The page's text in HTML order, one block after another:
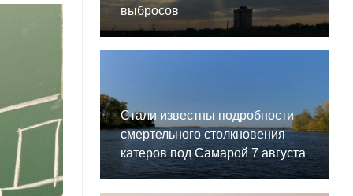
выбросов
Стали известны подробности
смертельного столкновения
катеров под Самарой 7 августа